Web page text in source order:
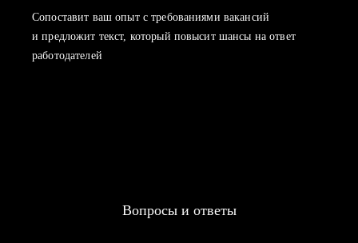
Сопоставит ваш опыт с требованиями вакансий
и предложит текст, который повысит шансы на ответ
работодателей
Вопросы и ответы